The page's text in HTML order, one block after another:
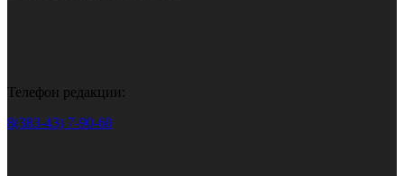
Телефон редакции:
8(383-43) 7-90-60